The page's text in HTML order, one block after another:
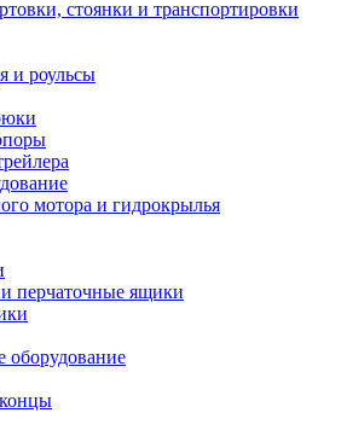
стоянки и транспортировки
и роульсы
мотора и гидрокрылья
перчаточные ящики
оборудование